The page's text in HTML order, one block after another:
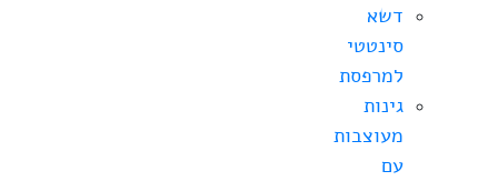
דשא
סינטטי
למרפסת
גינות
מעוצבות
עם